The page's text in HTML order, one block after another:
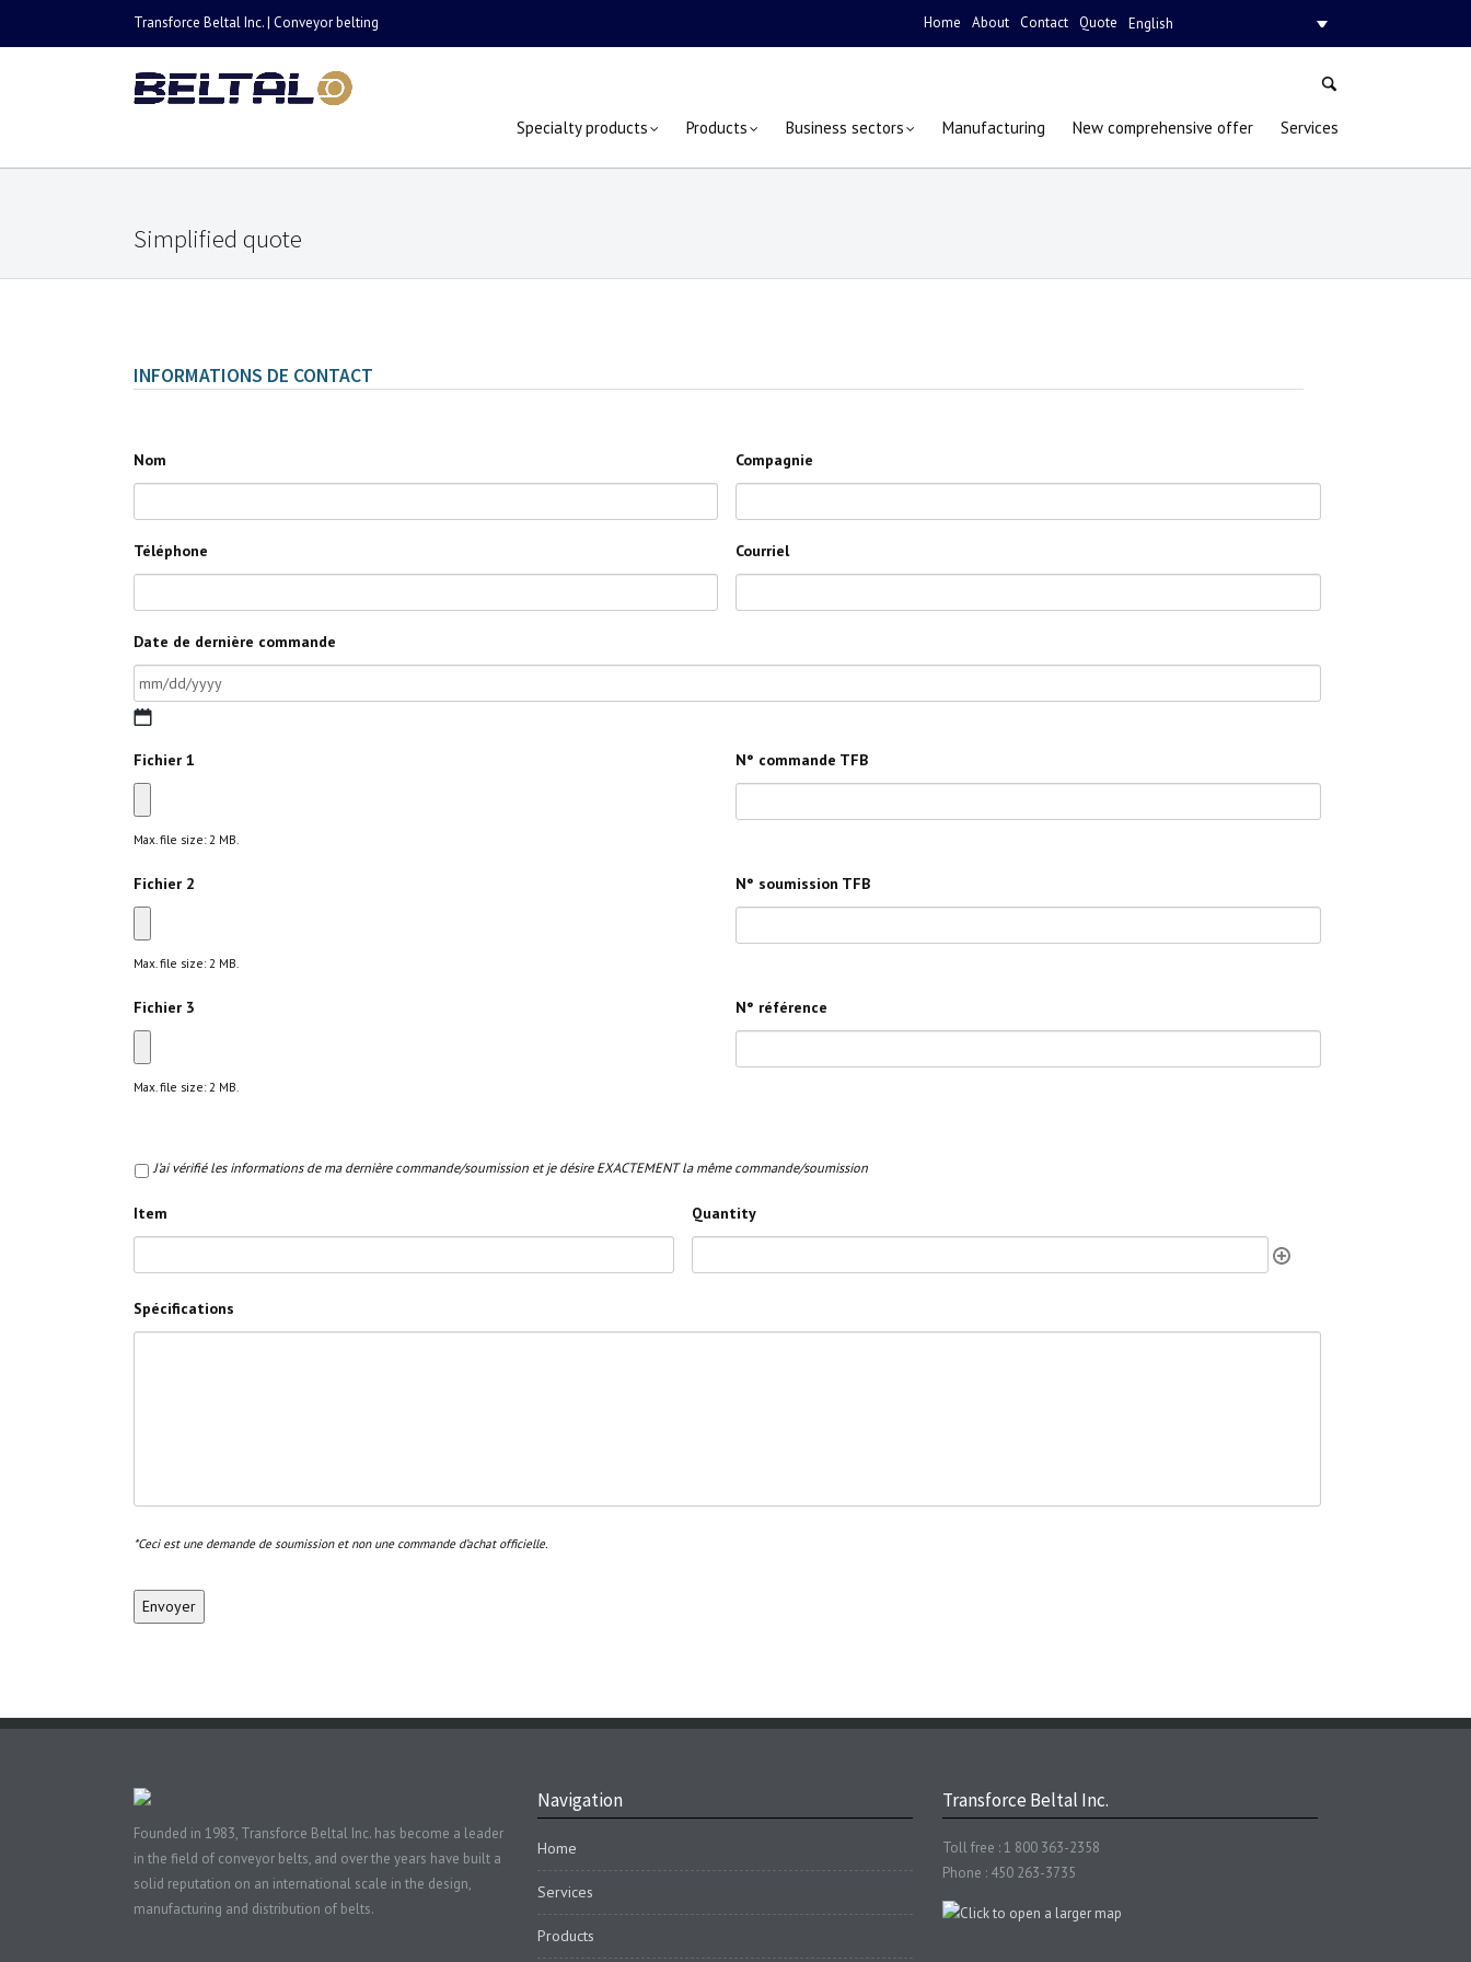
Transforce Beltal Inc. | Conveyor belting Home About Contact Quote English
Specialty products Products Business sectors Manufacturing New comprehensive offer Services
Simplified quote
INFORMATIONS DE CONTACT
Nom Compagnie
Téléphone Courriel
Date de dernière commande
MM
DD
Fichier 1
Max. file size: 2 MB.
N° commande TFB
Fichier 2
Max. file size: 2 MB.
N° soumission TFB
Fichier 3
Max. file size: 2 MB.
N° référence
J’ai vérifié les informations de ma dernière commande/soumission et je désire EXACTEMENT la même commande/soumission
Item Quantity
Spécifications
*Ceci est une demande de soumission et non une commande d’achat officielle.
Founded in 1983, Transforce Beltal Inc. has become a leader
in the field of conveyor belts, and over the years have built a
solid reputation on an international scale in the design,
manufacturing and distribution of belts.
Navigation
Home
Services
Products
Transforce Beltal Inc.
Toll free : 1 800 363-2358
Phone : 450 263-3735